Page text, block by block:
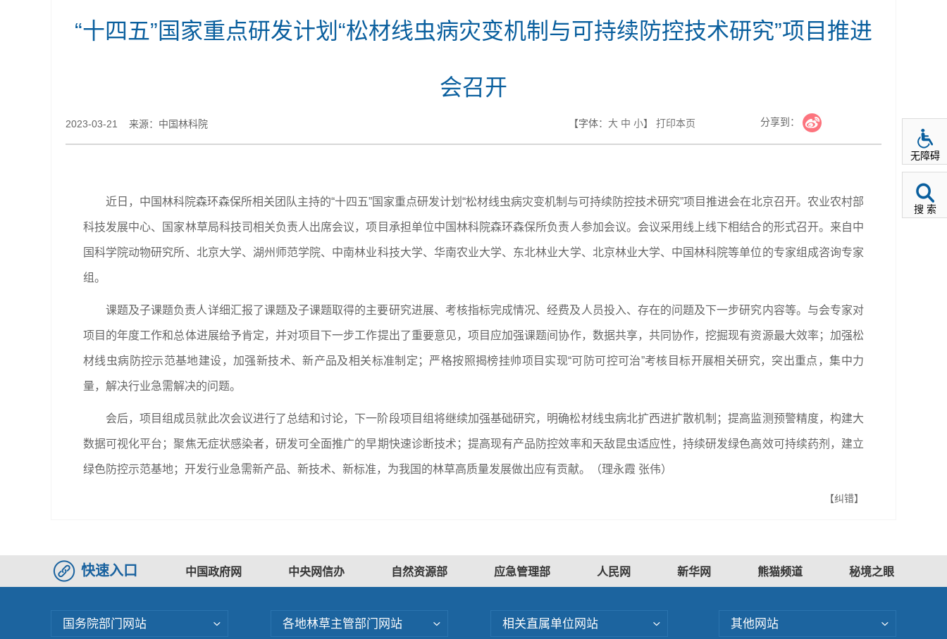
“十四五”国家重点研发计划“松材线虫病灾变机制与可持续防控技术研究”项目推进
会召开
2023-03-21 来源：中国林科院 【字体： 大 中 小】 打印本页 分享到：
近日，中国林科院森环森保所相关团队主持的“十四五”国家重点研发计划“松材线虫病灾变机制与可持续防控技术研究”项目推进会在北京召开。农业农村部
科技发展中心、国家林草局科技司相关负责人出席会议，项目承担单位中国林科院森环森保所负责人参加会议。会议采用线上线下相结合的形式召开。 来自中
国科学院动物研究所、北京大学、湖州师范学院、中南林业科技大学、华南农业大学、东北林业大学、北京林业大学、中国林科院等单位的专家组成咨询专家
组。
课题及子课题负责人详细汇报了课题及子课题取得的主要研究进展、考核指标完成情况、经费及人员投入、存在的问题及下一步研究内容等。与会专家对
项目的年度工作和总体进展给予肯定，并对项目下一步工作提出了重要意见，项目应加强课题间协作，数据共享，共同协作，挖掘现有资源最大效率；加强松
材线虫病防控示范基地建设，加强新技术、新产品及相关标准制定；严格按照揭榜挂帅项目实现“可防可控可治”考核目标开展相关研究，突出重点，集中力
量，解决行业急需解决的问题。
会后，项目组成员就此次会议进行了总结和讨论，下一阶段项目组将继续加强基础研究，明确松材线虫病北扩西进扩散机制；提高监测预警精度，构建大
数据可视化平台；聚焦无症状感染者，研发可全面推广的早期快速诊断技术；提高现有产品防控效率和天敌昆虫适应性，持续研发绿色高效可持续药剂，建立
绿色防控示范基地；开发行业急需新产品、新技术、新标准，为我国的林草高质量发展做出应有贡献。（理永霞 张伟）
【纠错】
快速入口 中国政府网 中央网信办 自然资源部 应急管理部 人民网 新华网 熊猫频道 秘境之眼
国务院部门网站 各地林草主管部门网站 相关直属单位网站 其他网站
无障碍
搜 索